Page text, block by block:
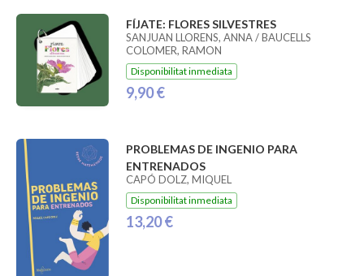
FÍJATE: FLORES SILVESTRES
SANJUAN LLORENS, ANNA / BAUCELLS
COLOMER, RAMON
Disponibilitat inmediata
9,90 €
PROBLEMAS DE INGENIO PARA
ENTRENADOS
CAPÓ DOLZ, MIQUEL
Disponibilitat inmediata
13,20 €